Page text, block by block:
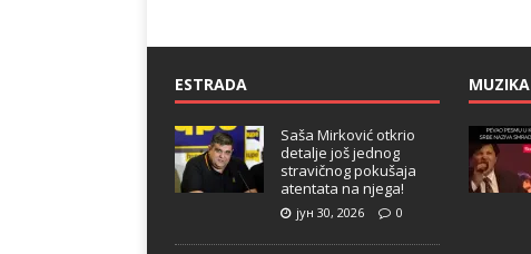
ESTRADA
Saša Mirković otkrio
detalje još jednog
stravičnog pokušaja
atentata na njega!
јун 30, 2026 0
MUZIKA